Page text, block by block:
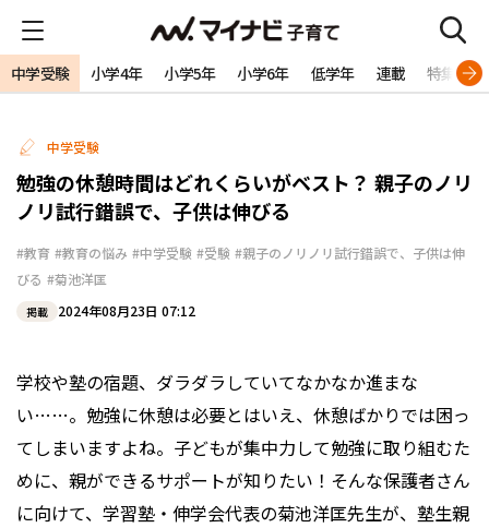
中学受験 小学4年 小学5年 小学6年 低学年 連載 特集
中学受験
勉強の休憩時間はどれくらいがベスト？―― 親子のノリ
ノリ試行錯誤で、子供は伸びる
#教育 #教育の悩み #中学受験 #受験 #親子のノリノリ試行錯誤で、子供は伸
びる #菊池洋匡
掲載 2024年08月23日 07:12
学校や塾の宿題、ダラダラしていてなかなか進まな
い……。勉強に休憩は必要とはいえ、休憩ばかりでは困っ
てしまいますよね。子どもが集中力して勉強に取り組むた
めに、親ができるサポートが知りたい！そんな保護者さん
に向けて、学習塾・伸学会代表の菊池洋匡先生が、塾生親